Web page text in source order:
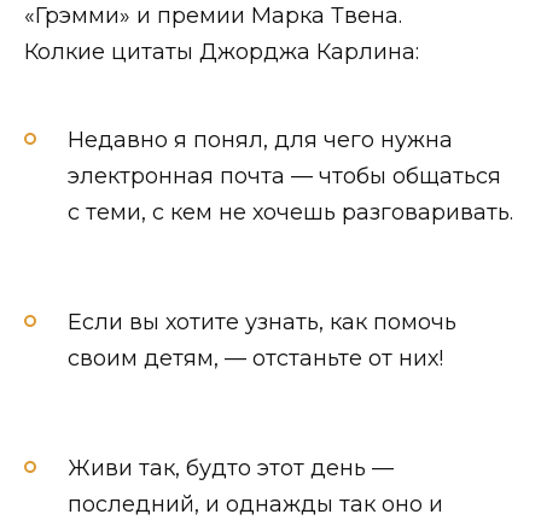
«Грэмми» и премии Марка Твена.
Колкие цитаты Джорджа Карлина:
Недавно я понял, для чего нужна
электронная почта — чтобы общаться
с теми, с кем не хочешь разговаривать.
Если вы хотите узнать, как помочь
своим детям, — отстаньте от них!
Живи так, будто этот день —
последний, и однажды так оно и